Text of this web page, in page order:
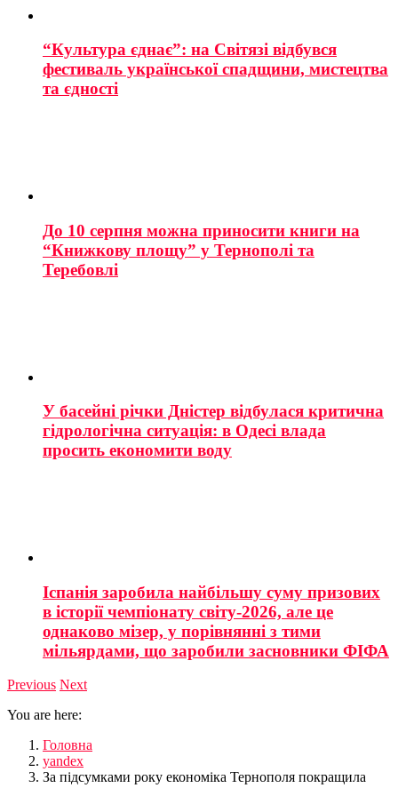
“Культура єднає”: на Світязі відбувся
фестиваль української спадщини, мистецтва
та єдності
До 10 серпня можна приносити книги на
“Книжкову площу” у Тернополі та
Теребовлі
У басейні річки Дністер відбулася критична
гідрологічна ситуація: в Одесі влада
просить економити воду
Іспанія заробила найбільшу суму призових
в історії чемпіонату світу-2026, але це
однаково мізер, у порівнянні з тими
мільярдами, що заробили засновники ФІФА
Previous Next
You are here:
Головна
yandex
За підсумками року економіка Тернополя покращила